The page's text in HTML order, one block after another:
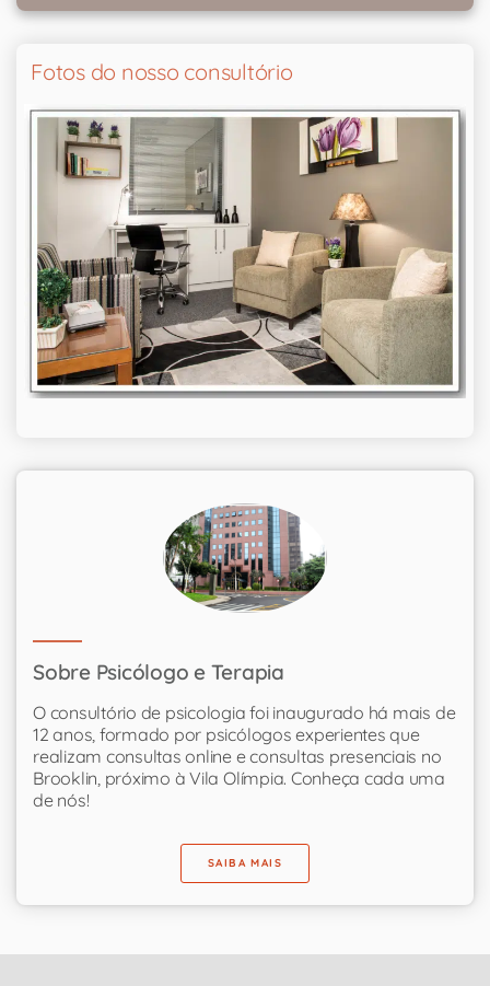
Fotos do nosso consultório
Sobre Psicólogo e Terapia
O consultório de psicologia foi inaugurado há mais de
12 anos, formado por psicólogos experientes que
realizam consultas online e consultas presenciais no
Brooklin, próximo à Vila Olímpia. Conheça cada uma
de nós!
SAIBA MAIS